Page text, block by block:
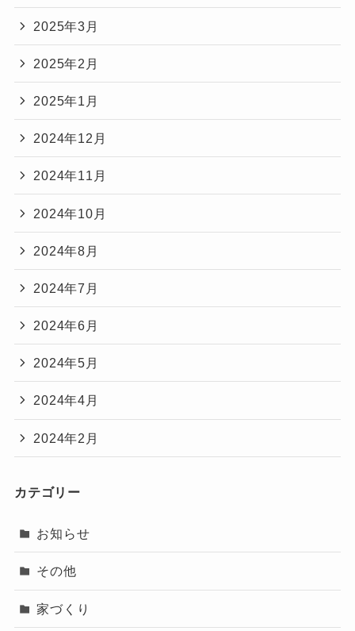
2025年3月
2025年2月
2025年1月
2024年12月
2024年11月
2024年10月
2024年8月
2024年7月
2024年6月
2024年5月
2024年4月
2024年2月
カテゴリー
お知らせ
その他
家づくり